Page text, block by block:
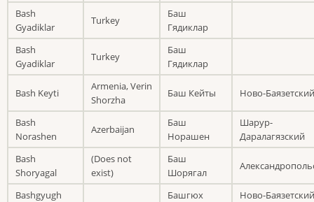
Bash
Gyadiklar
Turkey
Баш
Гядиклар
Bash
Gyadiklar
Turkey
Баш
Гядиклар
Bash Keyti
Armenia, Verin
Shorzha
Баш Кейты Ново-Баязетский
Bash
Norashen
Azerbaijan
Баш
Норашен
Шарур-
Даралагязский
Bash
Shoryagal
(Does not
exist)
Баш
Шорягал
Bashgyugh Башгюх
Ново-Баязетский